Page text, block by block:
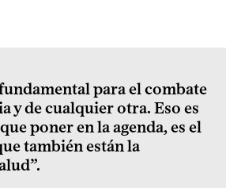
para el combate
y de cualquier otra. Eso es
poner en la agenda, es el
también están la